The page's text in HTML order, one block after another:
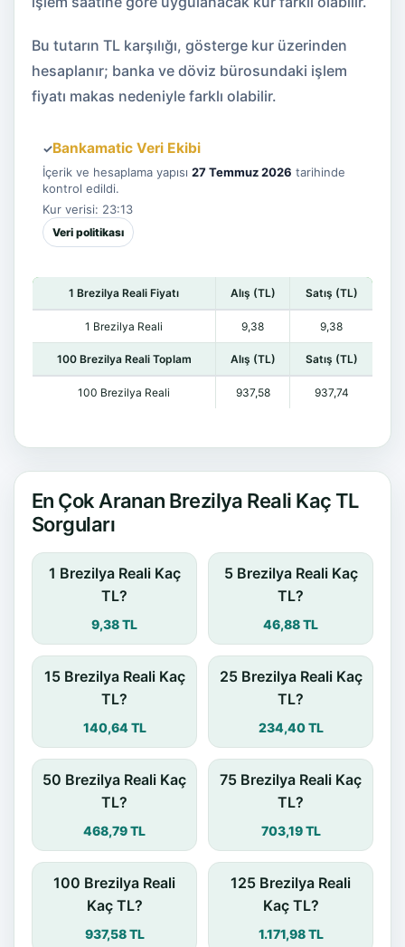
Bu tutarın TL karşılığı, gösterge kur üzerinden
hesaplanır; banka ve döviz bürosundaki işlem
fiyatı makas nedeniyle farklı olabilir.
✓Bankamatic Veri Ekibi
İçerik ve hesaplama yapısı 27 Temmuz 2026 tarihinde
kontrol edildi.
Kur verisi: 23:13
Veri politikası
1 Brezilya Reali Fiyatı Alış (TL) Satış (TL)
1 Brezilya Reali 9,38 9,38
100 Brezilya Reali Toplam Alış (TL) Satış (TL)
100 Brezilya Reali 937,58 937,74
En Çok Aranan Brezilya Reali Kaç TL
Sorguları
1 Brezilya Reali Kaç
TL?
9,38 TL
5 Brezilya Reali Kaç
TL?
46,88 TL
15 Brezilya Reali Kaç
TL?
140,64 TL
25 Brezilya Reali Kaç
TL?
234,40 TL
50 Brezilya Reali Kaç
TL?
468,79 TL
75 Brezilya Reali Kaç
TL?
703,19 TL
100 Brezilya Reali
Kaç TL?
937,58 TL
125 Brezilya Reali
Kaç TL?
1.171,98 TL